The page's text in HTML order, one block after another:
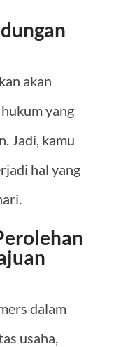
akan
yang
Jadi, kamu
hal yang
dalam
usaha,